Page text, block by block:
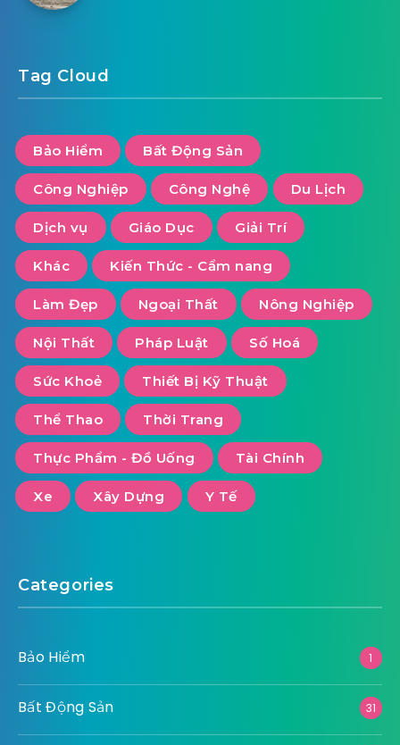
Tag Cloud
Bảo Hiểm Bất Động Sản
Công Nghiệp Công Nghệ Du Lịch
Dịch vụ Giáo Dục Giải Trí
Khác Kiến Thức - Cẩm nang
Làm Đẹp Ngoại Thất Nông Nghiệp
Nội Thất Pháp Luật Số Hoá
Sức Khoẻ Thiết Bị Kỹ Thuật
Thể Thao Thời Trang
Thực Phẩm - Đồ Uống Tài Chính
Xe Xây Dựng Y Tế
Categories
Bảo Hiểm 1
Bất Động Sản 31